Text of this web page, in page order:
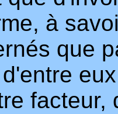
à
que
facteur,